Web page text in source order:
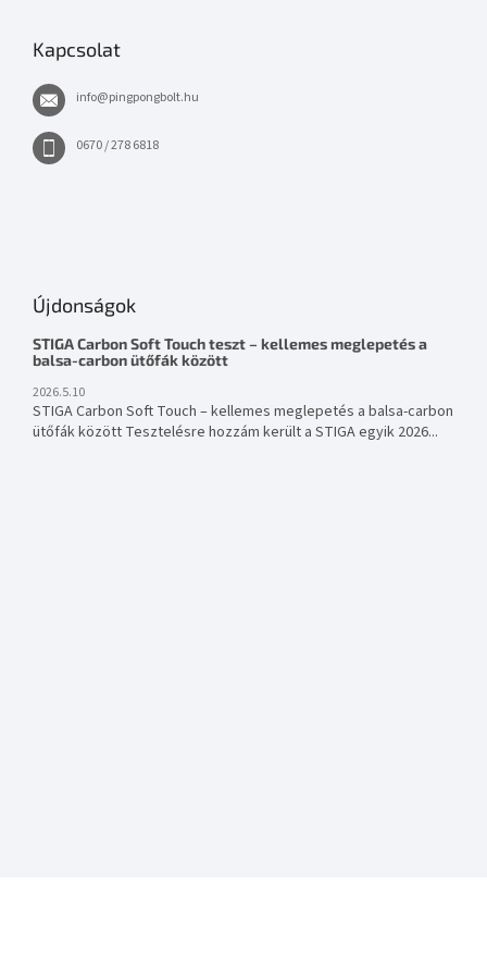
Kapcsolat
info@pingpongbolt.hu
0670 / 278 6818
Újdonságok
STIGA Carbon Soft Touch teszt – kellemes meglepetés a
balsa-carbon ütőfák között
2026.5.10
STIGA Carbon Soft Touch – kellemes meglepetés a balsa-carbon
ütőfák között Tesztelésre hozzám került a STIGA egyik 2026...